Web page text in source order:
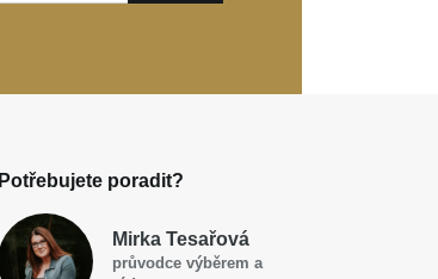
Potřebujete poradit?
Mirka Tesařová
průvodce výběrem a